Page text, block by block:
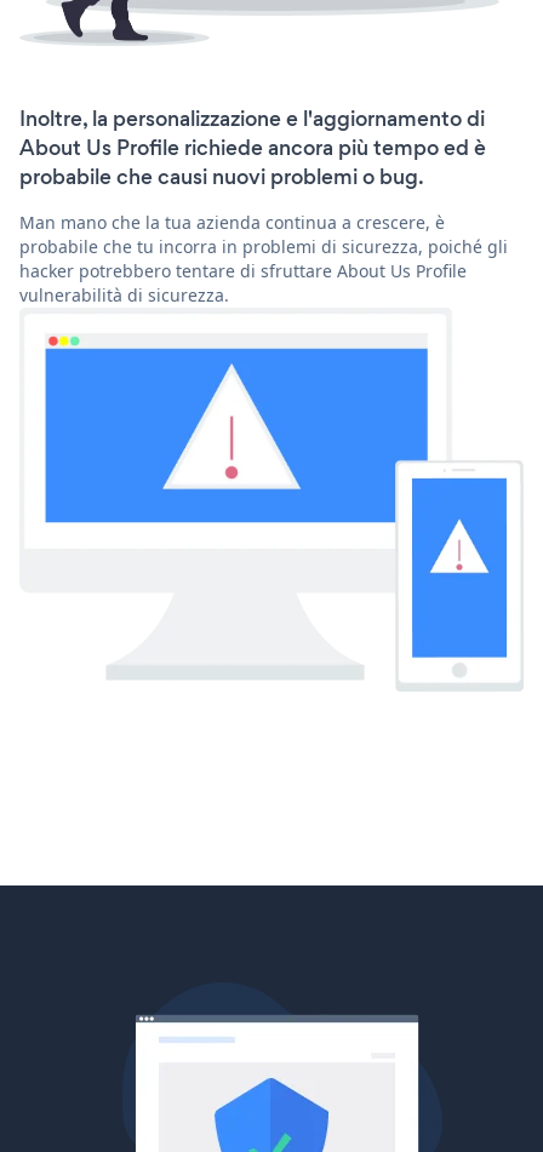
Inoltre, la personalizzazione e l'aggiornamento di
About Us Profile richiede ancora più tempo ed è
probabile che causi nuovi problemi o bug.
Man mano che la tua azienda continua a crescere, è
probabile che tu incorra in problemi di sicurezza, poiché gli
hacker potrebbero tentare di sfruttare About Us Profile
vulnerabilità di sicurezza.